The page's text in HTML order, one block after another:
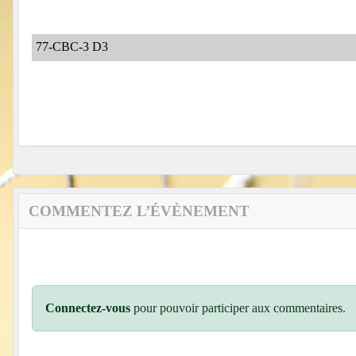
77-CBC-3 D3
COMMENTEZ L’ÉVÈNEMENT
Connectez-vous pour pouvoir participer aux commentaires.